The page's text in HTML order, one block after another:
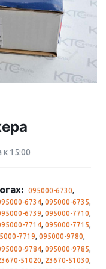
к 15:00
095000-6730,
6734, 095000-6735,
6739, 095000-7710,
7714, 095000-7715,
7719, 095000-9780,
9784, 095000-9785,
51020, 23670-51030,